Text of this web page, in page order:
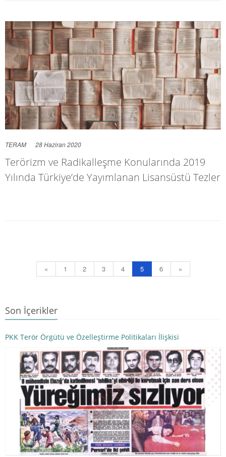
TERAM 28 Haziran 2020
Terörizm ve Radikalleşme Konularında 2019
Yılında Türkiye’de Yayımlanan Lisansüstü Tezler
« 1 2 3 4 5 6 »
Son İçerikler
PKK Terör Örgütü ve Özelleştirme Politikaları İlişkisi